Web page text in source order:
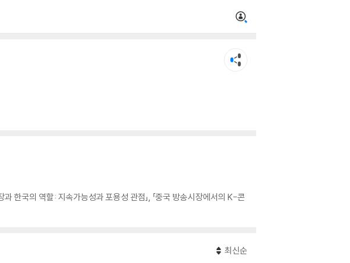
과 한국의 역할: 지속가능성과 포용성 관점」, 「중국 방송시장에서의 K-콘
최신순